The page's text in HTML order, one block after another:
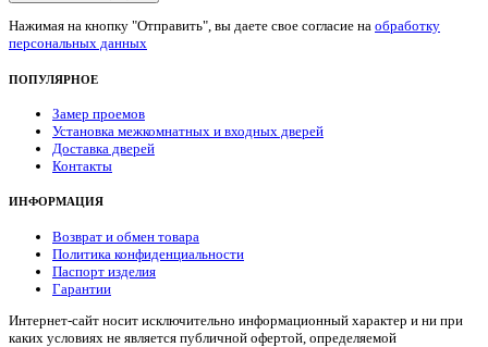
Нажимая на кнопку "Отправить", вы даете свое согласие на обработку
персональных данных
ПОПУЛЯРНОЕ
Замер проемов
Установка межкомнатных и входных дверей
Доставка дверей
Контакты
ИНФОРМАЦИЯ
Возврат и обмен товара
Политика конфиденциальности
Паспорт изделия
Гарантии
Интернет-сайт носит исключительно информационный характер и ни при
каких условиях не является публичной офертой, определяемой